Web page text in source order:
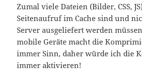
Zumal viele Dateien (Bilder, CSS,
Seitenaufruf im Cache sind und
Server ausgeliefert werden
mobile Geräte macht die
immer Sinn, daher würde ich die
immer aktivieren!